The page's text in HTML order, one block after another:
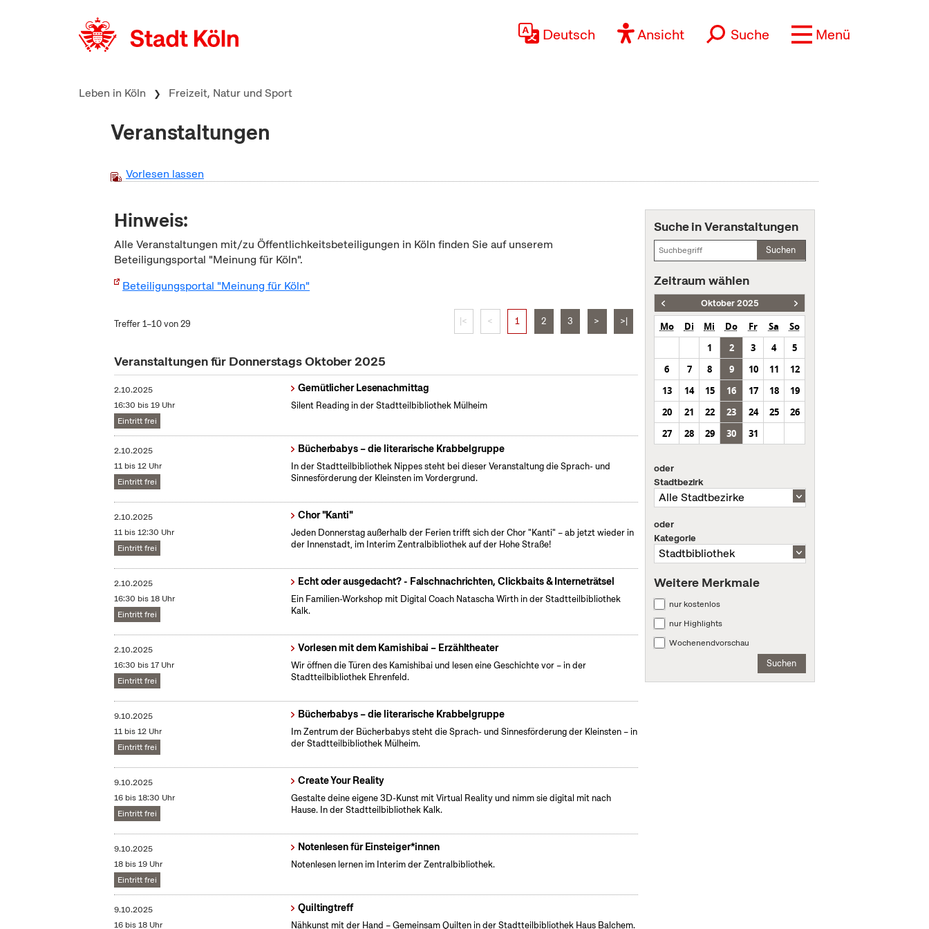
Deutsch Ansicht Suche Menü
Leben in Köln Freizeit, Natur und Sport
Veranstaltungen
Vorlesen lassen
Hinweis:
Alle Veranstaltungen mit/zu Öffentlichkeitsbeteiligungen in Köln finden Sie auf unserem
Beteiligungsportal "Meinung für Köln".
Beteiligungsportal "Meinung für Köln"
Treffer 1–10 von 29 |< < 1 2 3 > >|
Veranstaltungen für Donnerstags Oktober 2025
2.10.2025
16:30 bis 19 Uhr
Eintritt frei
Gemütlicher Lesenachmittag
Silent Reading in der Stadtteilbibliothek Mülheim
2.10.2025
11 bis 12 Uhr
Eintritt frei
Bücherbabys – die literarische Krabbelgruppe
In der Stadtteilbibliothek Nippes steht bei dieser Veranstaltung die Sprach- und
Sinnesförderung der Kleinsten im Vordergrund.
2.10.2025
11 bis 12:30 Uhr
Eintritt frei
Chor "Kanti"
Jeden Donnerstag außerhalb der Ferien trifft sich der Chor "Kanti" – ab jetzt wieder in
der Innenstadt, im Interim Zentralbibliothek auf der Hohe Straße!
2.10.2025
16:30 bis 18 Uhr
Eintritt frei
Echt oder ausgedacht? - Falschnachrichten, Clickbaits & Interneträtsel
Ein Familien-Workshop mit Digital Coach Natascha Wirth in der Stadtteilbibliothek
Kalk.
2.10.2025
16:30 bis 17 Uhr
Eintritt frei
Vorlesen mit dem Kamishibai – Erzähltheater
Wir öffnen die Türen des Kamishibai und lesen eine Geschichte vor – in der
Stadtteilbibliothek Ehrenfeld.
9.10.2025
11 bis 12 Uhr
Eintritt frei
Bücherbabys – die literarische Krabbelgruppe
Im Zentrum der Bücherbabys steht die Sprach- und Sinnesförderung der Kleinsten – in
der Stadtteilbibliothek Mülheim.
9.10.2025
16 bis 18:30 Uhr
Eintritt frei
Create Your Reality
​Gestalte deine eigene 3D-Kunst mit Virtual Reality und nimm sie digital mit nach
Hause. In der Stadtteilbibliothek Kalk.
9.10.2025
18 bis 19 Uhr
Eintritt frei
Notenlesen für Einsteiger*innen
Notenlesen lernen im Interim der Zentralbibliothek.
9.10.2025
16 bis 18 Uhr
Quiltingtreff
Nähkunst mit der Hand – Gemeinsam Quilten in der Stadtteilbibliothek Haus Balchem.
Suche in Veranstaltungen
Suchen
Zeitraum wählen
Oktober 2025
Mo Di Mi Do Fr Sa
So
1
2 3 4
5
6
7 8 9 10 11
12
13
14 15 16 17 18
19
20
21 22 23 24 25
26
27
28 29 30 31
oder
Stadtbezirk
oder
Kategorie
Weitere Merkmale
nur kostenlos
nur Highlights
Wochenendvorschau
Suchen